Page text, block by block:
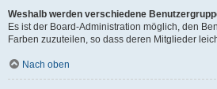
Weshalb werden verschiedene
Es ist der Board-Administration möglich, den
Farben zuzuteilen, so dass deren Mitglieder
Nach oben